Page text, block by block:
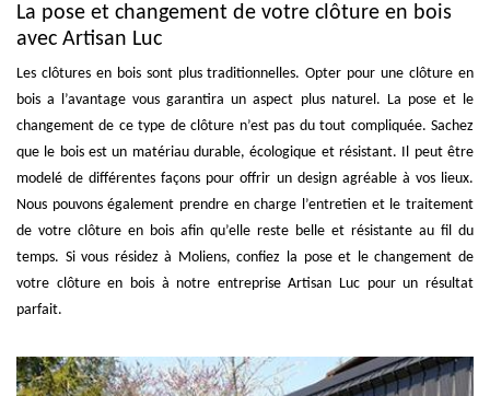
La pose et changement de votre clôture en bois
avec Artisan Luc
Les clôtures en bois sont plus traditionnelles. Opter pour une clôture en
bois a l’avantage vous garantira un aspect plus naturel. La pose et le
changement de ce type de clôture n’est pas du tout compliquée. Sachez
que le bois est un matériau durable, écologique et résistant. Il peut être
modelé de différentes façons pour offrir un design agréable à vos lieux.
Nous pouvons également prendre en charge l’entretien et le traitement
de votre clôture en bois afin qu’elle reste belle et résistante au fil du
temps. Si vous résidez à Moliens, confiez la pose et le changement de
votre clôture en bois à notre entreprise Artisan Luc pour un résultat
parfait.